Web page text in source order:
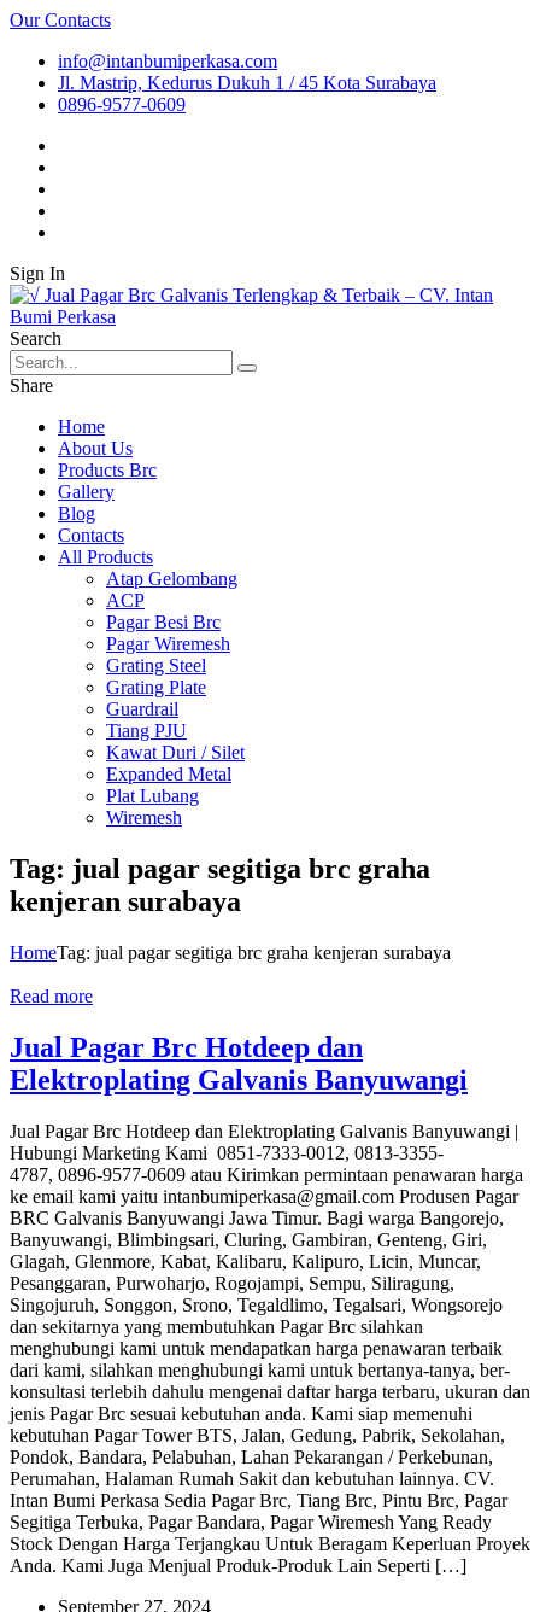
Our Contacts
info@intanbumiperkasa.com
Jl. Mastrip, Kedurus Dukuh 1 / 45 Kota Surabaya
0896-9577-0609
Sign In
Search
Share
Home
About Us
Products Brc
Gallery
Blog
Contacts
All Products
Atap Gelombang
ACP
Pagar Besi Brc
Pagar Wiremesh
Grating Steel
Grating Plate
Guardrail
Tiang PJU
Kawat Duri / Silet
Expanded Metal
Plat Lubang
Wiremesh
Tag: jual pagar segitiga brc graha
kenjeran surabaya
HomeTag: jual pagar segitiga brc graha kenjeran surabaya
Read more
Jual Pagar Brc Hotdeep dan
Elektroplating Galvanis Banyuwangi
Jual Pagar Brc Hotdeep dan Elektroplating Galvanis Banyuwangi |
Hubungi Marketing Kami 0851-7333-0012, 0813-3355-
4787, 0896-9577-0609 atau Kirimkan permintaan penawaran harga
ke email kami yaitu intanbumiperkasa@gmail.com Produsen Pagar
BRC Galvanis Banyuwangi Jawa Timur. Bagi warga Bangorejo,
Banyuwangi, Blimbingsari, Cluring, Gambiran, Genteng, Giri,
Glagah, Glenmore, Kabat, Kalibaru, Kalipuro, Licin, Muncar,
Pesanggaran, Purwoharjo, Rogojampi, Sempu, Siliragung,
Singojuruh, Songgon, Srono, Tegaldlimo, Tegalsari, Wongsorejo
dan sekitarnya yang membutuhkan Pagar Brc silahkan
menghubungi kami untuk mendapatkan harga penawaran terbaik
dari kami, silahkan menghubungi kami untuk bertanya-tanya, ber-
konsultasi terlebih dahulu mengenai daftar harga terbaru, ukuran dan
jenis Pagar Brc sesuai kebutuhan anda. Kami siap memenuhi
kebutuhan Pagar Tower BTS, Jalan, Gedung, Pabrik, Sekolahan,
Pondok, Bandara, Pelabuhan, Lahan Pekarangan / Perkebunan,
Perumahan, Halaman Rumah Sakit dan kebutuhan lainnya. CV.
Intan Bumi Perkasa Sedia Pagar Brc, Tiang Brc, Pintu Brc, Pagar
Segitiga Terbuka, Pagar Bandara, Pagar Wiremesh Yang Ready
Stock Dengan Harga Terjangkau Untuk Beragam Keperluan Proyek
Anda. Kami Juga Menjual Produk-Produk Lain Seperti […]
September 27, 2024